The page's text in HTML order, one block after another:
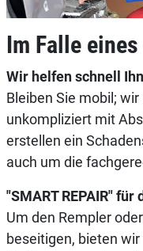
Im Falle
Wir helfen schnell
Bleiben Sie mobil;
unkompliziert mit
erstellen ein
auch um die
"SMART REPAIR"
Um den Rempler
beseitigen, bieten wir